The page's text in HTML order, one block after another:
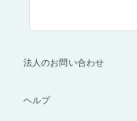
法人のお問い合わせ
ヘルプ